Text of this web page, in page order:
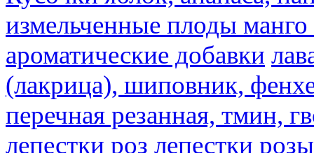
измельченные плоды
ароматические добавки
(лакрица), шиповник,
перечная резанная, тмин,
лепестки роз лепестки розы